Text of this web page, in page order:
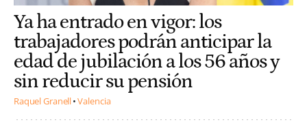
Ya ha entrado en vigor: los
trabajadores podrán anticipar la
edad de jubilación a los 56 años y
sin reducir su pensión
Raquel Granell Valencia